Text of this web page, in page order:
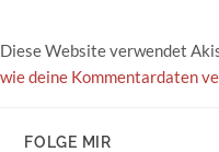
Diese Website verwendet
wie deine Kommentardaten
FOLGE MIR